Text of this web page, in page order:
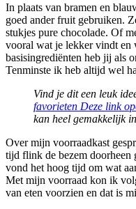
In plaats van bramen en
goed ander fruit gebruiken.
stukjes pure chocolade. Of
vooral wat je lekker vindt en
basisingrediënten heb jij als
Tenminste ik heb altijd wel
Vind je dit een leuk
favorieten Deze link
kan heel gemakkelijk
Over mijn voorraadkast
tijd flink de bezem doorheen
vond het hoog tijd om wat
Met mijn voorraad kon ik
van eten voorzien en dat is